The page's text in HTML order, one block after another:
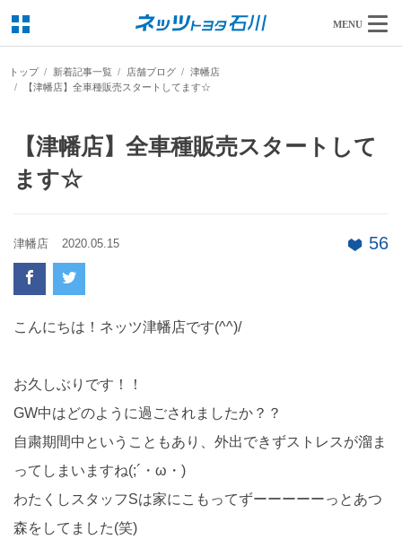
MENU
トップ 新着記事一覧 店舗ブログ
津幡店
【津幡店】全車種販売スタートしてます☆
【津幡店】全車種販売スタートして
ます☆
津幡店 2020.05.15 56
こんにちは！ネッツ津幡店です(^^)/
お久しぶりです！！
GW中はどのように過ごされましたか？？
自粛期間中ということもあり、外出できずストレスが溜ま
ってしまいますね(;´・ω・)
わたくしスタッフSは家にこもってずーーーーーっとあつ
森をしてました(笑)